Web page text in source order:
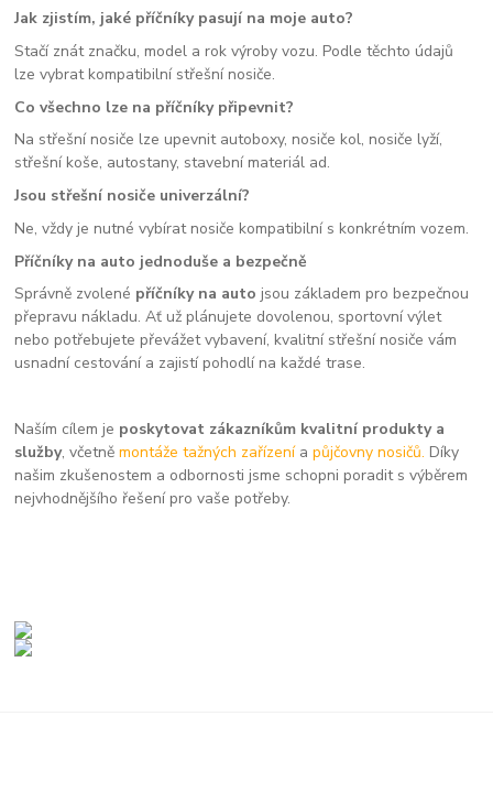
Jak zjistím, jaké příčníky pasují na moje auto?
Stačí znát značku, model a rok výroby vozu. Podle těchto údajů
lze vybrat kompatibilní střešní nosiče.
Co všechno lze na příčníky připevnit?
Na střešní nosiče lze upevnit autoboxy, nosiče kol, nosiče lyží,
střešní koše, autostany, stavební materiál ad.
Jsou střešní nosiče univerzální?
Ne, vždy je nutné vybírat nosiče kompatibilní s konkrétním vozem.
Příčníky na auto jednoduše a bezpečně
Správně zvolené příčníky na auto jsou základem pro bezpečnou
přepravu nákladu. Ať už plánujete dovolenou, sportovní výlet
nebo potřebujete převážet vybavení, kvalitní střešní nosiče vám
usnadní cestování a zajistí pohodlí na každé trase.
Naším cílem je poskytovat zákazníkům kvalitní produkty a
služby, včetněmontáže tažných zařízení apůjčovny nosičů. Díky
našim zkušenostem a odbornosti jsme schopni poradit s výběrem
nejvhodnějšího řešení pro vaše potřeby.